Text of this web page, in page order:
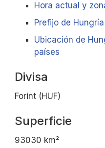
Hora actual y
Prefijo de Hungría
Ubicación de
países
Divisa
Forint (HUF)
Superficie
93030 km²